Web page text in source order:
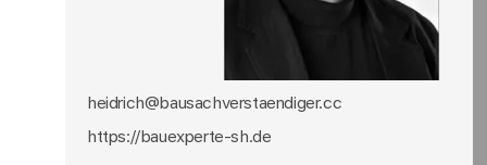
heidrich@bausachverstaendiger.cc
https://bauexperte-sh.de